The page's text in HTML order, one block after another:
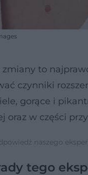
zmiany to
czynniki
gorące i
oraz w części
naszego
tego